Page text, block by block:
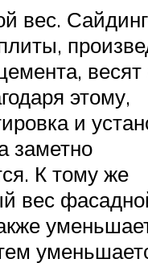
вес.
весят
этому,
и
заметно
К тому же
вес